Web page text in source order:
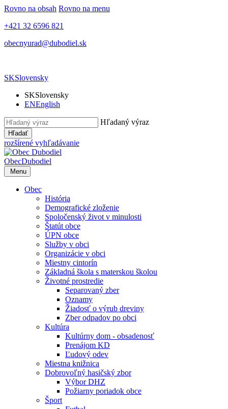
Rovno na obsah Rovno na menu
+421 32 6596 821
obecnyurad@dubodiel.sk
SKSlovensky
SKSlovensky
ENEnglish
Hľadaný výraz
Hľadať
rozšírené vyhľadávanie
ObecDubodiel
Menu
Obec
História
Demografické zloženie
Spoločenský život v minulosti
Štatút obce
ÚPN obce
Služby v obci
Organizácie v obci
Miestny cintorín
Základná škola s materskou školou
Životné prostredie
Separovaný zber
Oznamy
Žiadosť o výrub dreviny
Zber odpadov po obci
Kultúra
Kultúrny dom - obsadenosť
Prenájom KD
Ľudový odev
Miestna knižnica
Dobrovoľný hasičský zbor
Výbor DHZ
Požiarny poriadok obce
Šport